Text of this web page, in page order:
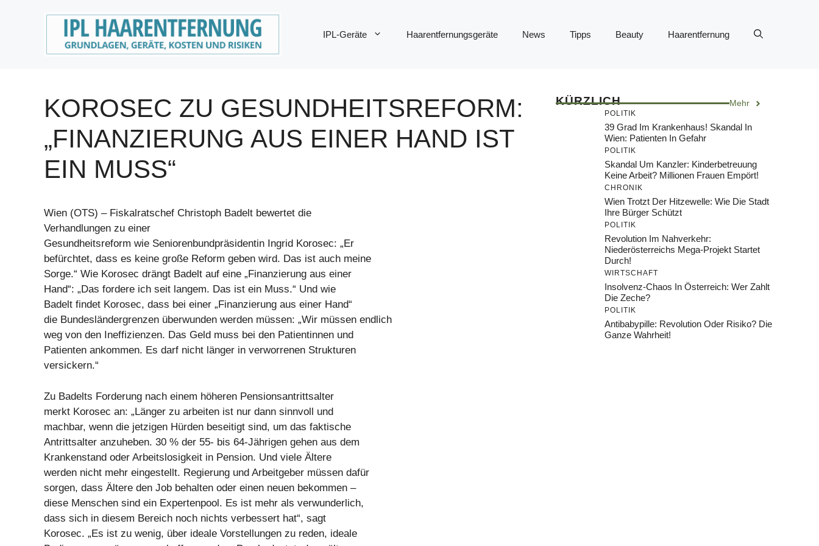
IPL-Geräte Haarentfernungsgeräte News Tipps Beauty Haarentfernung
KOROSEC ZU GESUNDHEITSREFORM:
„FINANZIERUNG AUS EINER HAND IST
EIN MUSS“
Wien (OTS) – Fiskalratschef Christoph Badelt bewertet die
Verhandlungen zu einer
Gesundheitsreform wie Seniorenbundpräsidentin Ingrid Korosec: „Er
befürchtet, dass es keine große Reform geben wird. Das ist auch meine
Sorge.“ Wie Korosec drängt Badelt auf eine „Finanzierung aus einer
Hand“: „Das fordere ich seit langem. Das ist ein Muss.“ Und wie
Badelt findet Korosec, dass bei einer „Finanzierung aus einer Hand“
die Bundesländergrenzen überwunden werden müssen: „Wir müssen endlich
weg von den Ineffizienzen. Das Geld muss bei den Patientinnen und
Patienten ankommen. Es darf nicht länger in verworrenen Strukturen
versickern.“
Zu Badelts Forderung nach einem höheren Pensionsantrittsalter
merkt Korosec an: „Länger zu arbeiten ist nur dann sinnvoll und
machbar, wenn die jetzigen Hürden beseitigt sind, um das faktische
Antrittsalter anzuheben. 30 % der 55- bis 64-Jährigen gehen aus dem
Krankenstand oder Arbeitslosigkeit in Pension. Und viele Ältere
werden nicht mehr eingestellt. Regierung und Arbeitgeber müssen dafür
sorgen, dass Ältere den Job behalten oder einen neuen bekommen –
diese Menschen sind ein Expertenpool. Es ist mehr als verwunderlich,
dass sich in diesem Bereich noch nichts verbessert hat“, sagt
Korosec. „Es ist zu wenig, über ideale Vorstellungen zu reden, ideale
KÜRZLICH Mehr
POLITIK
39 Grad Im Krankenhaus! Skandal In
Wien: Patienten In Gefahr
POLITIK
Skandal Um Kanzler: Kinderbetreuung
Keine Arbeit? Millionen Frauen Empört!
CHRONIK
Wien Trotzt Der Hitzewelle: Wie Die Stadt
Ihre Bürger Schützt
POLITIK
Revolution Im Nahverkehr:
Niederösterreichs Mega-Projekt Startet
Durch!
WIRTSCHAFT
Insolvenz-Chaos In Österreich: Wer Zahlt
Die Zeche?
POLITIK
Antibabypille: Revolution Oder Risiko? Die
Ganze Wahrheit!